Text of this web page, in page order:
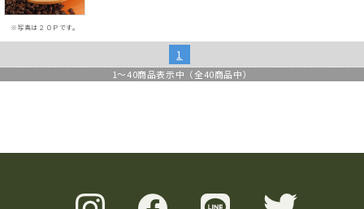
※写真は２０Ｐです。
1
1～40商品表示中（全40商品中）